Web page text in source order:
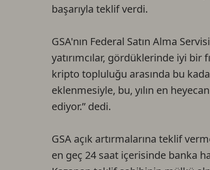
başarıyla teklif verdi.
GSA'nın Federal Satın Alma
yatırımcılar, gördüklerinde iyi bir
kripto topluluğu arasında bu
eklenmesiyle, bu, yılın en
ediyor.” dedi.
GSA açık artırmalarına teklif
en geç 24 saat içerisinde banka